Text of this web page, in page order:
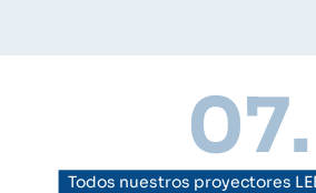
07.
Todos nuestros proyectores